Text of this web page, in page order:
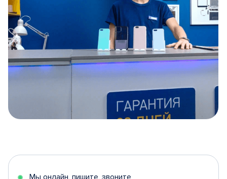
5
Мы онлайн, пишите, звоните